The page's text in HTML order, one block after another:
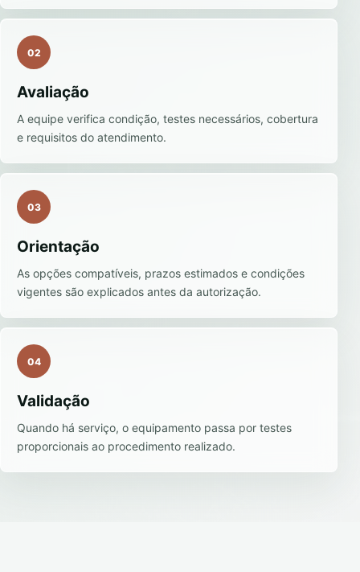
02
Avaliação
A equipe verifica condição, testes necessários, cobertura
e requisitos do atendimento.
03
Orientação
As opções compatíveis, prazos estimados e condições
vigentes são explicados antes da autorização.
04
Validação
Quando há serviço, o equipamento passa por testes
proporcionais ao procedimento realizado.